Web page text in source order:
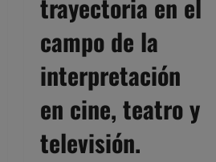
trayectoria en el
campo de la
interpretación
en cine, teatro y
televisión.